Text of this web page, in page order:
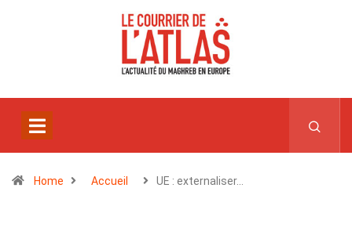
Home Accueil UE : externaliser…